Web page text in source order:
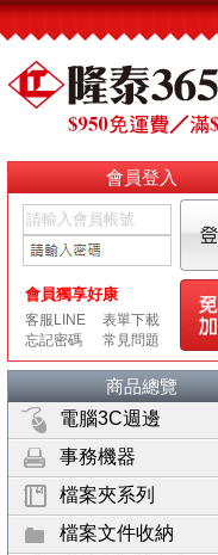
會員登入
商品總覽
電腦3C週邊
事務機器
檔案夾系列
檔案文件收納